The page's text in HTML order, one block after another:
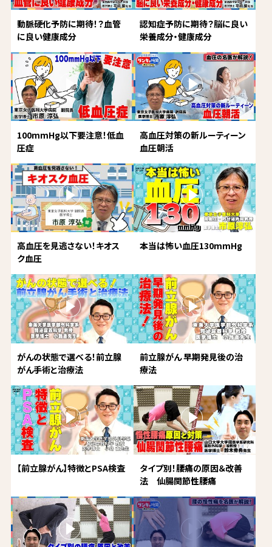
動脈硬化予防に期待！？血管
に良い健康成分
認知症予防に期待？脳に良い
栄養成分・健康成分
100mmHg以下要注意！低血
圧症
高血圧対策の新ルーティーン
血圧朝活
高血圧を見逃さない！キオス
ク血圧
本当は怖い血圧130mmHg
がんの状態で選べる！前立腺
がん手術と治療法
前立腺がん 早期発見後の治
療法
【前立腺がん】特徴とPSA検査
タイプ別！腰痛の原因＆改善
法 仙腸関節性腰痛